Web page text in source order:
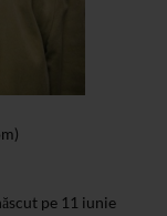
pe 11 iunie